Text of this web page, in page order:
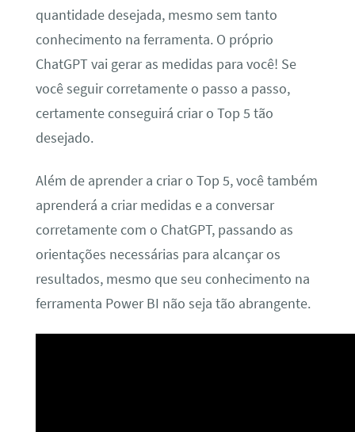
quantidade desejada, mesmo sem tanto
conhecimento na ferramenta. O próprio
ChatGPT vai gerar as medidas para você! Se
você seguir corretamente o passo a passo,
certamente conseguirá criar o Top 5 tão
desejado.
Além de aprender a criar o Top 5, você também
aprenderá a criar medidas e a conversar
corretamente com o ChatGPT, passando as
orientações necessárias para alcançar os
resultados, mesmo que seu conhecimento na
ferramenta Power BI não seja tão abrangente.